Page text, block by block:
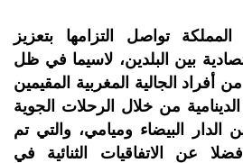
تواصل التزامها بتعزيز
بين البلدين، لاسيما في ظل
من 80 ألف من أفراد الجالية المغربية المقيمين
من خلال الرحلات الجوية
الدار البيضاء وميامي، والتي تم
سنة 2019، فضلا عن الاتفاقيات الثنائية في